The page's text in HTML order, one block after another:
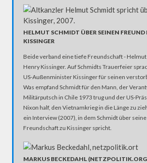
HELMUT SCHMIDT ÜBER SEINEN FREUND
KISSINGER
Beide verband eine tiefe Freundschaft -
Henry Kissinger. Auf Schmidts Trauerfeier
US-Außenminister Kissinger für seinen
Was empfand Schmidt für den Mann, der
Militärputsch in Chile 1973 trug und der US-
Nixon half, den Vietnamkrieg in die Länge zu
ein Interview (2007), in dem Schmidt über
Freundschaft zu Kissinger spricht.
MARKUS BECKEDAHL